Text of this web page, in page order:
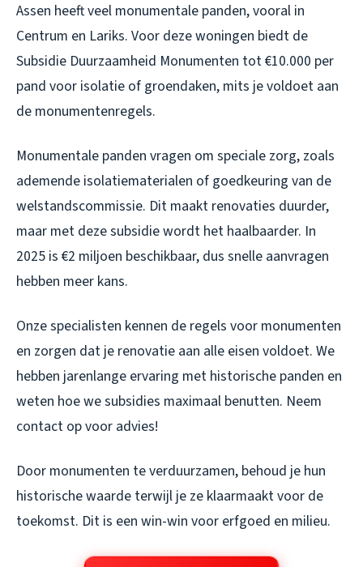
Assen heeft veel monumentale panden, vooral in
Centrum en Lariks. Voor deze woningen biedt de
Subsidie Duurzaamheid Monumenten tot €10.000 per
pand voor isolatie of groendaken, mits je voldoet aan
de monumentenregels.
Monumentale panden vragen om speciale zorg, zoals
ademende isolatiematerialen of goedkeuring van de
welstandscommissie. Dit maakt renovaties duurder,
maar met deze subsidie wordt het haalbaarder. In
2025 is €2 miljoen beschikbaar, dus snelle aanvragen
hebben meer kans.
Onze specialisten kennen de regels voor monumenten
en zorgen dat je renovatie aan alle eisen voldoet. We
hebben jarenlange ervaring met historische panden en
weten hoe we subsidies maximaal benutten. Neem
contact op voor advies!
Door monumenten te verduurzamen, behoud je hun
historische waarde terwijl je ze klaarmaakt voor de
toekomst. Dit is een win-win voor erfgoed en milieu.